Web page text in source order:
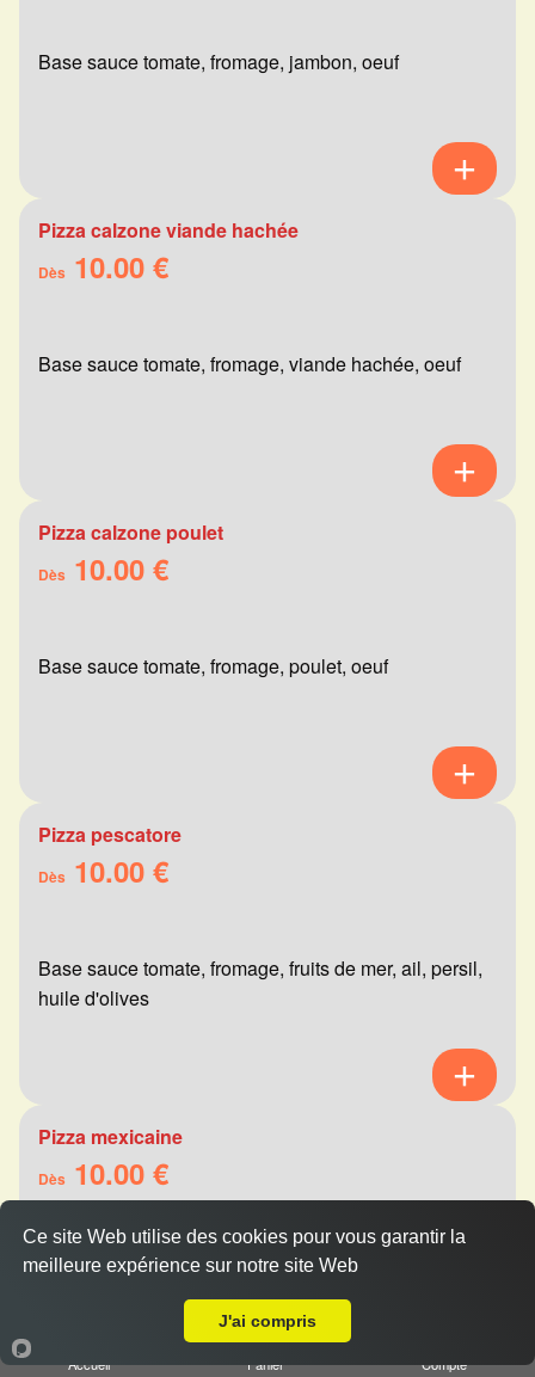
Base sauce tomate, fromage, jambon, oeuf
Pizza calzone viande hachée
Dès 10.00 €
Base sauce tomate, fromage, viande hachée, oeuf
Pizza calzone poulet
Dès 10.00 €
Base sauce tomate, fromage, poulet, oeuf
Pizza pescatore
Dès 10.00 €
Base sauce tomate, fromage, fruits de mer, ail, persil,
huile d'olives
Pizza mexicaine
Dès 10.00 €
Base sauce tomate, fromage, viande hachée,
merguez, champignons, poivrons
Accueil Panier Compte
Ce site Web utilise des cookies pour vous garantir la
meilleure expérience sur notre site Web
J'ai compris